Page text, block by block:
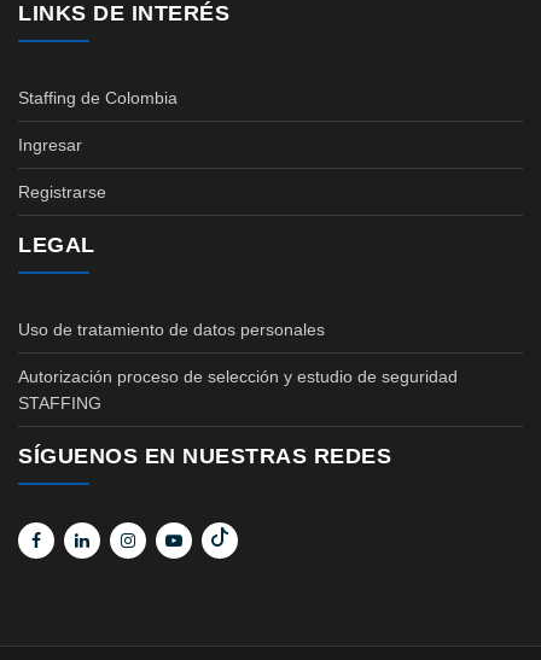
LINKS DE INTERÉS
Staffing de Colombia
Ingresar
Registrarse
LEGAL
Uso de tratamiento de datos personales
Autorización proceso de selección y estudio de seguridad
STAFFING
SÍGUENOS EN NUESTRAS REDES